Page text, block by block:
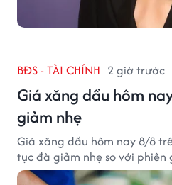
BĐS - TÀI CHÍNH 2 giờ trước
Giá xăng dầu hôm
giảm nhẹ
Giá xăng dầu hôm nay 8/8
tục đà giảm nhẹ so với phiên